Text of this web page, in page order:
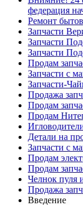
федерация
Ремонт
Запчасти
Запчасти
Запчасти
Продам
Запчасти с
Запчасти-
Продажа
Продам
Продам
Детали на
Запчасти с
Продам
Продам
Челнок пуля
Продажа
Введение